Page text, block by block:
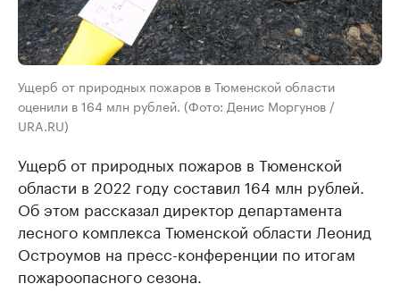
Ущерб от природных пожаров в Тюменской области
оценили в 164 млн рублей. (Фото: Денис Моргунов /
URA.RU)
Ущерб от природных пожаров в Тюменской
области в 2022 году составил 164 млн рублей.
Об этом рассказал директор департамента
лесного комплекса Тюменской области Леонид
Остроумов на пресс-конференции по итогам
пожароопасного сезона.